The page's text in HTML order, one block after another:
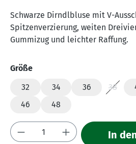
Schwarze Dirndlbluse mit V-
Spitzenverzierung, weiten
Gummizug und leichter Raffung.
Größeauswählen
32
34 36 38
46
48
Produkt Anzahl: GibIn